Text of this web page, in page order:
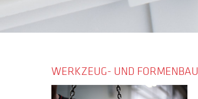
WERKZEUG- UND FORMENBAU